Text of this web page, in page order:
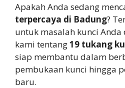
Apakah Anda sedang
terpercaya di Badung?
untuk masalah kunci
kami tentang19 tukang
siap membantu dalam
pembukaan kunci hingga
baru.